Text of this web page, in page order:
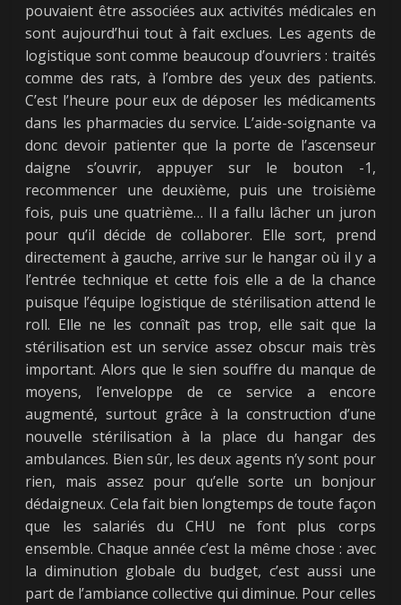
pouvaient être associées aux activités médicales en
sont aujourd’hui tout à fait exclues. Les agents de
logistique sont comme beaucoup d’ouvriers : traités
comme des rats, à l’ombre des yeux des patients.
C’est l’heure pour eux de déposer les médicaments
dans les pharmacies du service. L’aide-soignante va
donc devoir patienter que la porte de l’ascenseur
daigne s’ouvrir, appuyer sur le bouton -1,
recommencer une deuxième, puis une troisième
fois, puis une quatrième… Il a fallu lâcher un juron
pour qu’il décide de collaborer. Elle sort, prend
directement à gauche, arrive sur le hangar où il y a
l’entrée technique et cette fois elle a de la chance
puisque l’équipe logistique de stérilisation attend le
roll. Elle ne les connaît pas trop, elle sait que la
stérilisation est un service assez obscur mais très
important. Alors que le sien souffre du manque de
moyens, l’enveloppe de ce service a encore
augmenté, surtout grâce à la construction d’une
nouvelle stérilisation à la place du hangar des
ambulances. Bien sûr, les deux agents n’y sont pour
rien, mais assez pour qu’elle sorte un bonjour
dédaigneux. Cela fait bien longtemps de toute façon
que les salariés du CHU ne font plus corps
ensemble. Chaque année c’est la même chose : avec
la diminution globale du budget, c’est aussi une
part de l’ambiance collective qui diminue. Pour celles